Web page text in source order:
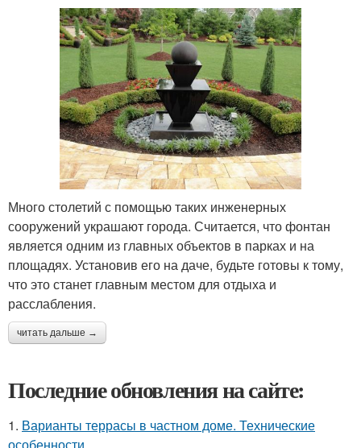
Много столетий с помощью таких инженерных
сооружений украшают города. Считается, что фонтан
является одним из главных объектов в парках и на
площадях. Установив его на даче, будьте готовы к тому,
что это станет главным местом для отдыха и
расслабления.
читать дальше →
Последние обновления на сайте:
1. Варианты террасы в частном доме. Технические
особенности